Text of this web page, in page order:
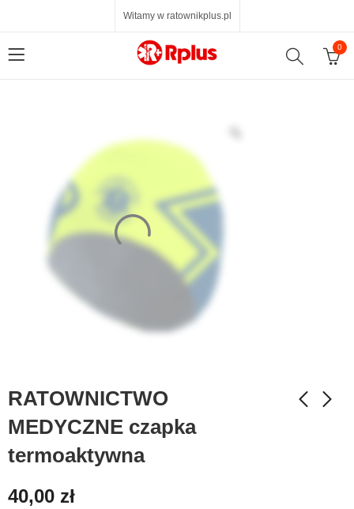
Witamy w ratownikplus.pl
0
RATOWNICTWO
MEDYCZNE czapka
termoaktywna
40,00 zł